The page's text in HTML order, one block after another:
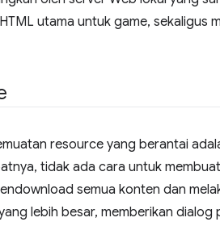
utama untuk game, sekaligus
resource yang berantai
tidak ada cara untuk
semua konten dan
lebih besar, memberikan